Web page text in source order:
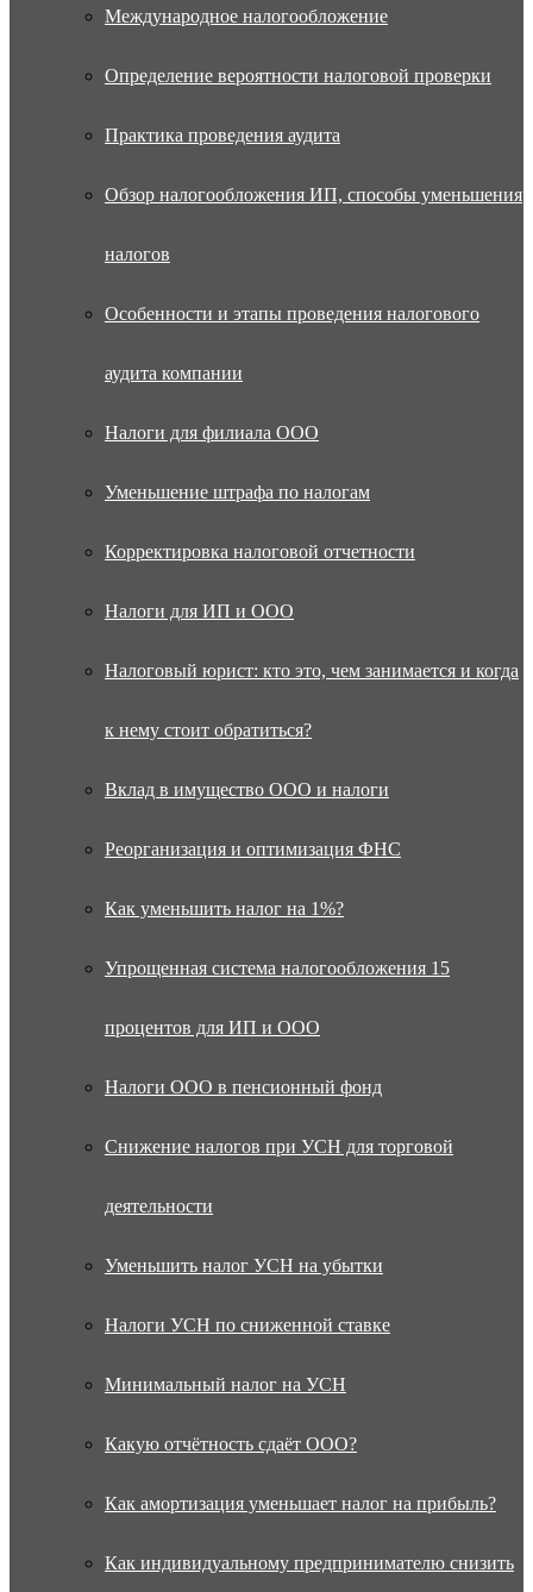
Международное налогообложение
Определение вероятности налоговой проверки
Практика проведения аудита
Обзор налогообложения ИП, способы уменьшения
налогов
Особенности и этапы проведения налогового
аудита компании
Налоги для филиала ООО
Уменьшение штрафа по налогам
Корректировка налоговой отчетности
Налоги для ИП и ООО
Налоговый юрист: кто это, чем занимается и когда
к нему стоит обратиться?
Вклад в имущество ООО и налоги
Реорганизация и оптимизация ФНС
Как уменьшить налог на 1%?
Упрощенная система налогообложения 15
процентов для ИП и ООО
Налоги ООО в пенсионный фонд
Снижение налогов при УСН для торговой
деятельности
Уменьшить налог УСН на убытки
Налоги УСН по сниженной ставке
Минимальный налог на УСН
Какую отчётность сдаёт ООО?
Как амортизация уменьшает налог на прибыль?
Как индивидуальному предпринимателю снизить